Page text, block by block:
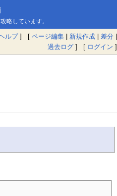
略しています。
ルプ] [ ページ編集 | 新規作成 | 差分 |
過去ログ ] [ ログイン ]